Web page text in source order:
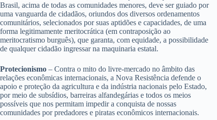
Brasil, acima de todas as comunidades menores, deve ser guiado por
uma vanguarda de cidadãos, oriundos dos diversos ordenamentos
comunitários, selecionados por suas aptidões e capacidades, de uma
forma legitimamente meritocrática (em contraposição ao
meritocratismo burguês), que garanta, com equidade, a possibilidade
de qualquer cidadão ingressar na maquinaria estatal.
Protecionismo – Contra o mito do livre-mercado no âmbito das
relações econômicas internacionais, a Nova Resistência defende o
apoio e proteção da agricultura e da indústria nacionais pelo Estado,
por meio de subsídios, barreiras alfandegárias e todos os meios
possíveis que nos permitam impedir a conquista de nossas
comunidades por predadores e piratas econômicos internacionais.